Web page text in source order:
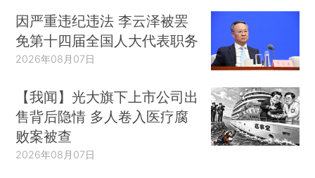
因严重违纪违法 李云泽被罢
免第十四届全国人大代表职务
2026年08月07日
【我闻】光大旗下上市公司出
售背后隐情 多人卷入医疗腐
败案被查
2026年08月07日